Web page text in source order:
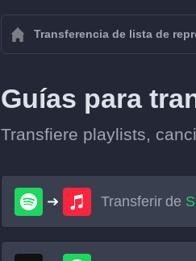
Transferencia de lista de
Guías para
Transfiere playlists,
Transferir de